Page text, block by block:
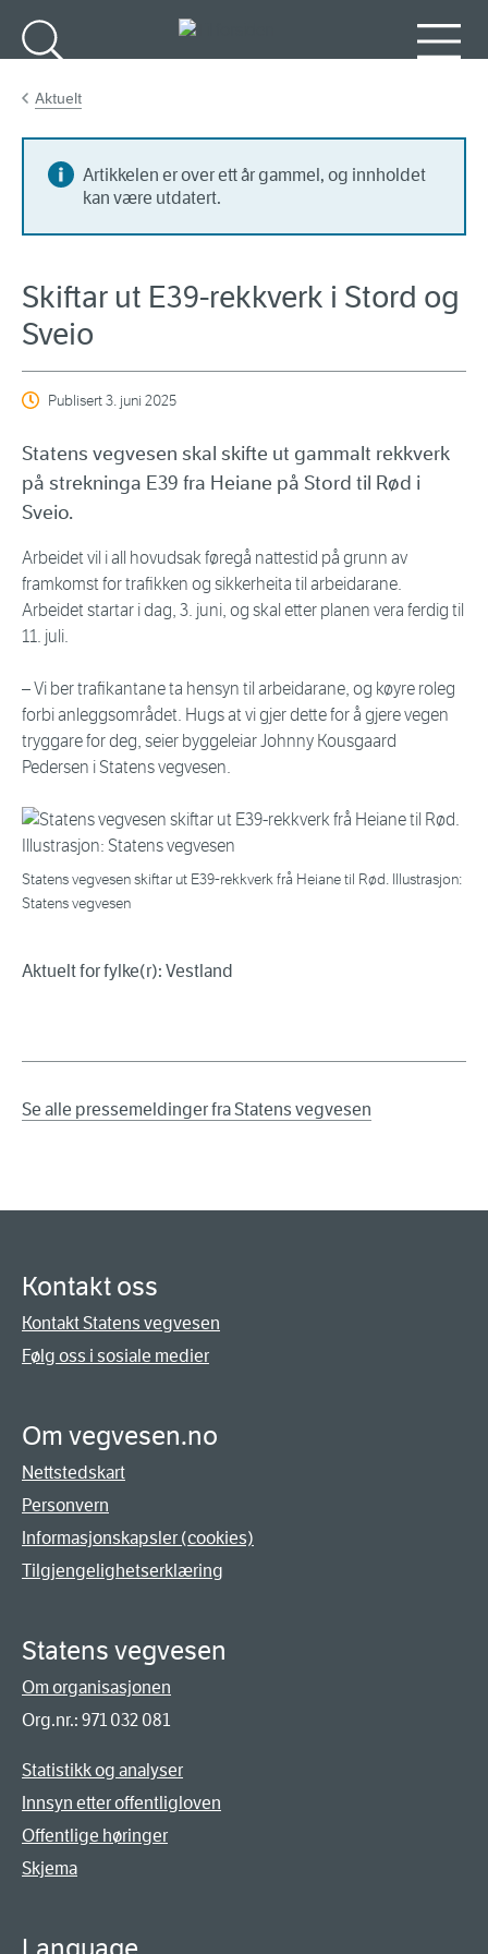
Aktuelt
Artikkelen er over ett år gammel, og innholdet
kan være utdatert.
Skiftar ut E39-rekkverk i Stord og
Sveio
Publisert3. juni 2025
Statens vegvesen skal skifte ut gammalt rekkverk
på strekninga E39 fra Heiane på Stord til Rød i
Sveio.
Arbeidet vil i all hovudsak føregå nattestid på grunn av
framkomst for trafikken og sikkerheita til arbeidarane.
Arbeidet startar i dag, 3. juni, og skal etter planen vera ferdig til
11. juli.
– Vi ber trafikantane ta hensyn til arbeidarane, og køyre roleg
forbi anleggsområdet. Hugs at vi gjer dette for å gjere vegen
tryggare for deg, seier byggeleiar Johnny Kousgaard
Pedersen i Statens vegvesen.
Statens vegvesen skiftar ut E39-rekkverk frå Heiane til Rød. Illustrasjon:
Statens vegvesen
Aktuelt for fylke(r): Vestland
Se alle pressemeldinger fra Statens vegvesen
Kontakt oss
Kontakt Statens vegvesen
Følg oss i sosiale medier
Om vegvesen.no
Nettstedskart
Personvern
Informasjonskapsler (cookies)
Tilgjengelighetserklæring
Statens vegvesen
Om organisasjonen
Org.nr.: 971 032 081
Statistikk og analyser
Innsyn etter offentligloven
Offentlige høringer
Skjema